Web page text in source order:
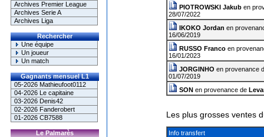
Archives Premier League
Archives Serie A
Archives Liga
Rechercher
Une équipe
Un joueur
Un match
Gagnants mensuel L1
05-2026 Mathieufoot0112
04-2026 Le capitaine
03-2026 Denis42
02-2026 Fanderobert
01-2026 CB7588
Le Palmarès
PIOTROWSKI Jakuben
28/07/2022
IKOKO Jordan en
16/06/2019
RUSSO Francoen
16/01/2023
JORGINHO en provenance
01/07/2019
SONen provenance de
Les plus grosses ventes
Info transfert